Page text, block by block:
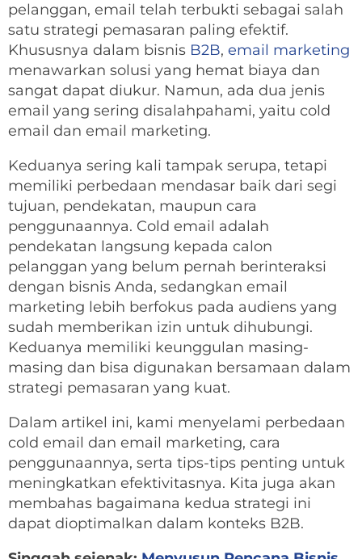
pelanggan, email telah terbukti sebagai salah
satu strategi pemasaran paling efektif.
Khususnya dalam bisnis B2B, email marketing
menawarkan solusi yang hemat biaya dan
sangat dapat diukur. Namun, ada dua jenis
email yang sering disalahpahami, yaitu cold
email dan email marketing.
Keduanya sering kali tampak serupa, tetapi
memiliki perbedaan mendasar baik dari segi
tujuan, pendekatan, maupun cara
penggunaannya. Cold email adalah
pendekatan langsung kepada calon
pelanggan yang belum pernah berinteraksi
dengan bisnis Anda, sedangkan email
marketing lebih berfokus pada audiens yang
sudah memberikan izin untuk dihubungi.
Keduanya memiliki keunggulan masing-
masing dan bisa digunakan bersamaan dalam
strategi pemasaran yang kuat.
Dalam artikel ini, kami menyelami perbedaan
cold email dan email marketing, cara
penggunaannya, serta tips-tips penting untuk
meningkatkan efektivitasnya. Kita juga akan
membahas bagaimana kedua strategi ini
dapat dioptimalkan dalam konteks B2B.